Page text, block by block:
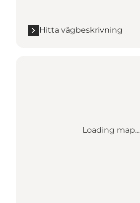
Hitta vägbeskrivning
Loading map...